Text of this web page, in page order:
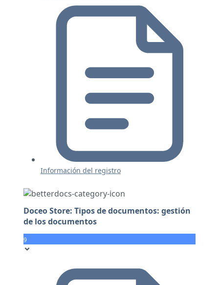
Información del registro
Doceo Store: Tipos de documentos: gestión
de los documentos
9